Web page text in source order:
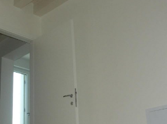
18/10/2022
01 Padova